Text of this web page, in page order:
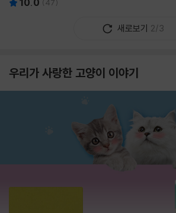
10.0 (47)
새로보기 2/3
우리가 사랑한 고양이 이야기